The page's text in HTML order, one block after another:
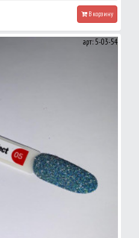
В корзину
арт: 5-03-54